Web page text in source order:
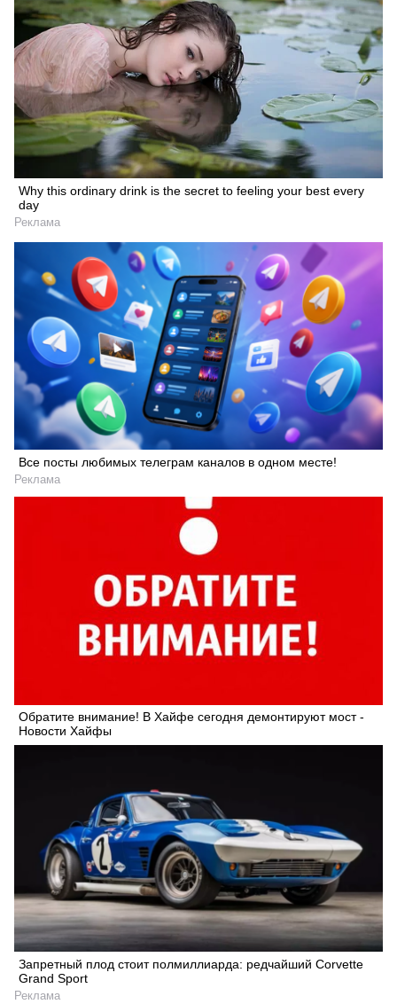
Why this ordinary drink is the secret to feeling your best every
day
Реклама
Все посты любимых телеграм каналов в одном месте!
Реклама
Обратите внимание! В Хайфе сегодня демонтируют мост -
Новости Хайфы
Запретный плод стоит полмиллиарда: редчайший Corvette
Grand Sport
Реклама